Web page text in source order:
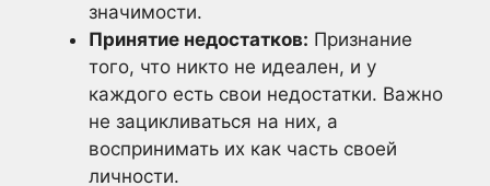
значимости.
Принятие недостатков: Признание
того, что никто не идеален, и у
каждого есть свои недостатки. Важно
не зацикливаться на них, а
воспринимать их как часть своей
личности.